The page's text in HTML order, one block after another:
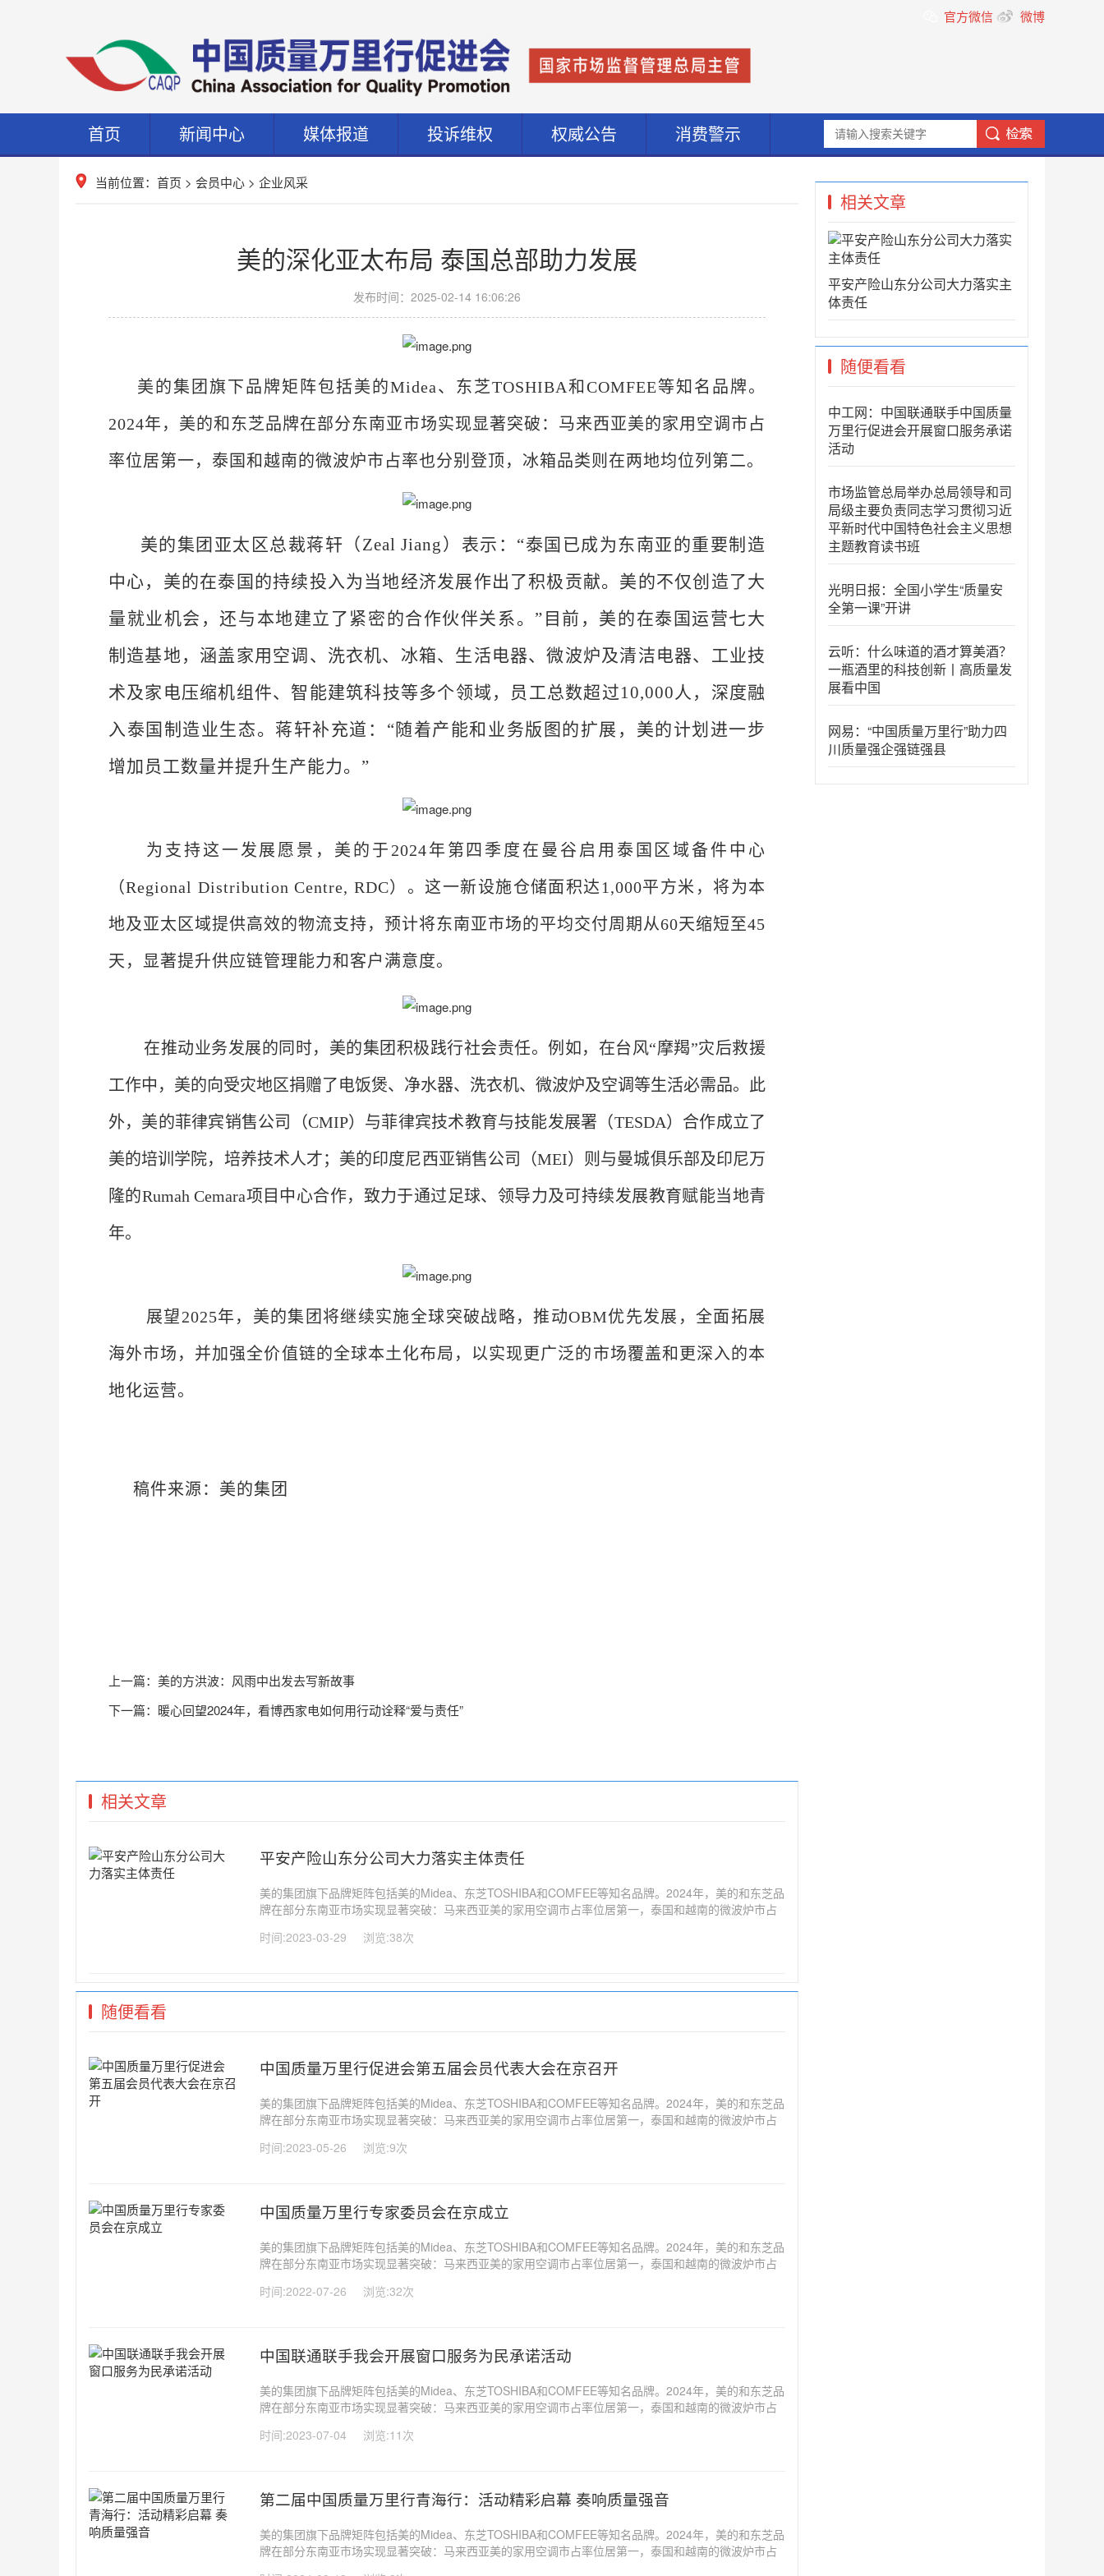
官方微信 微博
首页 新闻中心 媒体报道 投诉维权 权威公告 消费警示
当前位置： 首页 > 会员中心 > 企业风采
美的深化亚太布局 泰国总部助力发展
发布时间：2025-02-14 16:06:26
美的集团旗下品牌矩阵包括美的Midea、东芝TOSHIBA和COMFEE等知名品牌。
2024年，美的和东芝品牌在部分东南亚市场实现显著突破：马来西亚美的家用空调市占
率位居第一，泰国和越南的微波炉市占率也分别登顶，冰箱品类则在两地均位列第二。
美的集团亚太区总裁蒋轩（Zeal Jiang）表示：“泰国已成为东南亚的重要制造
中心，美的在泰国的持续投入为当地经济发展作出了积极贡献。 美的不仅创造了大
量就业机会，还与本地建立了紧密的合作伙伴关系。”目前，美的在泰国运营七大
制造基地，涵盖家用空调、洗衣机、冰箱、生活电器、微波炉及清洁电器、工业技
术及家电压缩机组件、智能建筑科技等多个领域，员工总数超过10,000人，深度融
入泰国制造业生态。蒋轩补充道：“随着产能和业务版图的扩展， 美的计划进一步
增加员工数量并提升生产能力。”
为支持这一发展愿景，美的于2024年第四季度在曼谷启用泰国区域备件中心
（Regional Distribution Centre, RDC）。这一新设施仓储面积达1,000平方米，将为本
地及亚太区域提供高效的物流支持，预计将东南亚市场的平均交付周期从60天缩短至45
天，显著提升供应链管理能力和客户满意度。
在推动业务发展的同时，美的集团积极践行社会责任。例如，在台风“摩羯”灾后救援
工作中，美的向受灾地区捐赠了电饭煲、净水器、洗衣机、微波炉及空调等生活必需品。此
外，美的菲律宾销售公司（CMIP）与菲律宾技术教育与技能发展署（TESDA）合作成立了
美的培训学院，培养技术人才；美的印度尼西亚销售公司（MEI）则与曼城俱乐部及印尼万
隆的Rumah Cemara项目中心合作，致力于通过足球、领导力及可持续发展教育赋能当地青
年。
展望2025年，美的集团将继续实施全球突破战略，推动OBM优先发展，全面拓展
海外市场，并加强全价值链的全球本土化布局，以实现更广泛的市场覆盖和更深入的本
地化运营。
稿件来源：美的集团
上一篇： 美的方洪波：风雨中出发去写新故事
下一篇： 暖心回望2024年，看博西家电如何用行动诠释“爱与责任”
相关文章
平安产险山东分公司大力落实主体责任
美的集团旗下品牌矩阵包括美的Midea、东芝TOSHIBA和COMFEE等知名品牌。2024年，美的和东芝品
牌在部分东南亚市场实现显著突破：马来西亚美的家用空调市占率位居第一，泰国和越南的微波炉市占
成为东南亚的重要制造中心，美的在泰国的持续...
时间:2023-03-29 浏览:38次
随便看看
中国质量万里行促进会第五届会员代表大会在京召开
美的集团旗下品牌矩阵包括美的Midea、东芝TOSHIBA和COMFEE等知名品牌。2024年，美的和东芝品
牌在部分东南亚市场实现显著突破：马来西亚美的家用空调市占率位居第一，泰国和越南的微波炉市占
成为东南亚的重要制造中心，美的在泰国的持续...
时间:2023-05-26 浏览:9次
中国质量万里行专家委员会在京成立
美的集团旗下品牌矩阵包括美的Midea、东芝TOSHIBA和COMFEE等知名品牌。2024年，美的和东芝品
牌在部分东南亚市场实现显著突破：马来西亚美的家用空调市占率位居第一，泰国和越南的微波炉市占
成为东南亚的重要制造中心，美的在泰国的持续...
时间:2022-07-26 浏览:32次
中国联通联手我会开展窗口服务为民承诺活动
美的集团旗下品牌矩阵包括美的Midea、东芝TOSHIBA和COMFEE等知名品牌。2024年，美的和东芝品
牌在部分东南亚市场实现显著突破：马来西亚美的家用空调市占率位居第一，泰国和越南的微波炉市占
成为东南亚的重要制造中心，美的在泰国的持续...
时间:2023-07-04 浏览:11次
第二届中国质量万里行青海行：活动精彩启幕 奏响质量强音
美的集团旗下品牌矩阵包括美的Midea、东芝TOSHIBA和COMFEE等知名品牌。2024年，美的和东芝品
牌在部分东南亚市场实现显著突破：马来西亚美的家用空调市占率位居第一，泰国和越南的微波炉市占
相关文章
平安产险山东分公司大力落实主
体责任
随便看看
中工网：中国联通联手中国质量
万里行促进会开展窗口服务承诺
活动
市场监管总局举办总局领导和司
局级主要负责同志学习贯彻习近
平新时代中国特色社会主义思想
主题教育读书班
光明日报：全国小学生“质量安
全第一课”开讲
云听：什么味道的酒才算美酒？
一瓶酒里的科技创新丨高质量发
展看中国
网易：“中国质量万里行”助力四
川质量强企强链强县